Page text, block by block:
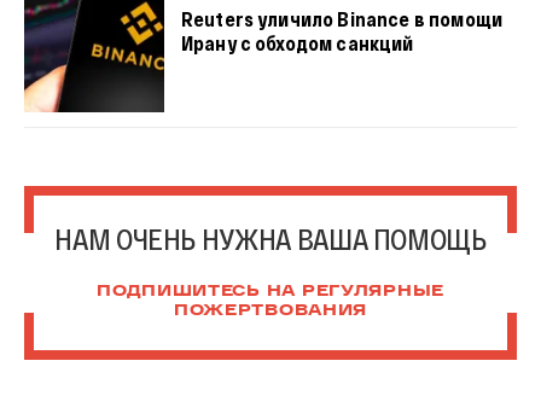
Reuters уличило Binance в помощи
Ирану с обходом санкций
НАМ ОЧЕНЬ НУЖНА ВАША ПОМОЩЬ
ПОДПИШИТЕСЬ НА РЕГУЛЯРНЫЕ
ПОЖЕРТВОВАНИЯ